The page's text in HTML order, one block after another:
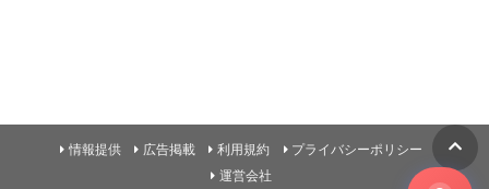
情報提供 広告掲載 利用規約
プライバシーポリシー
運営会社